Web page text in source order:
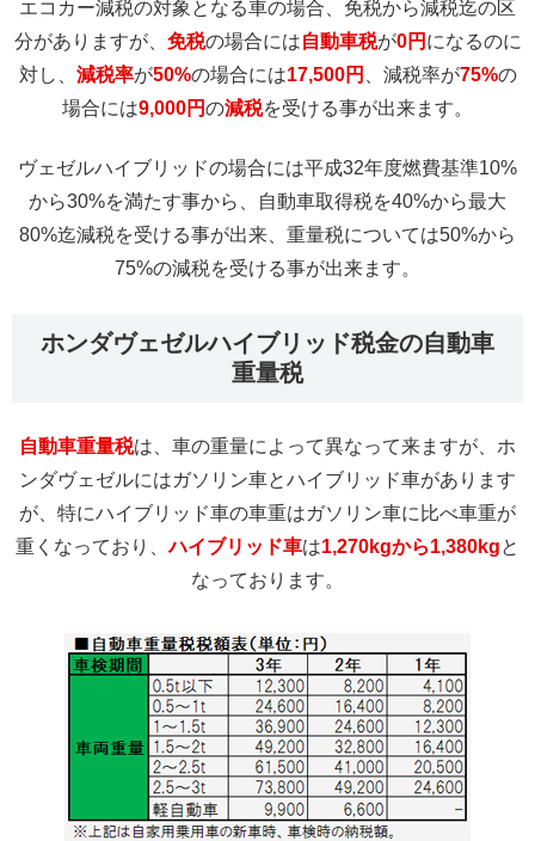
エコカー減税の対象となる車の場合、免税から減税迄の区
分がありますが、 免税の場合には自動車税が0円 になるのに
対し、 減税率が50%の場合には17,500円 、減税率が75%の
場合には9,000円の減税を受ける事が出来ます。
ヴェゼルハイブリッドの場合には平成32年度燃費基準10%
から30%を満たす事から、自動車取得税を40%から最大
80%迄減税を受ける事が出来、重量税については50%から
75%の減税を受ける事が出来ます。
ホンダヴェゼルハイブリッド税金の自動車
重量税
自動車重量税は、車の重量によって異なって来ますが、ホ
ンダヴェゼルにはガソリン車とハイブリッド車があります
が、特にハイブリッド車の車重はガソリン車に比べ車重が
重くなっており、ハイブリッド車は1,270kgから1,380kgと
なっております。